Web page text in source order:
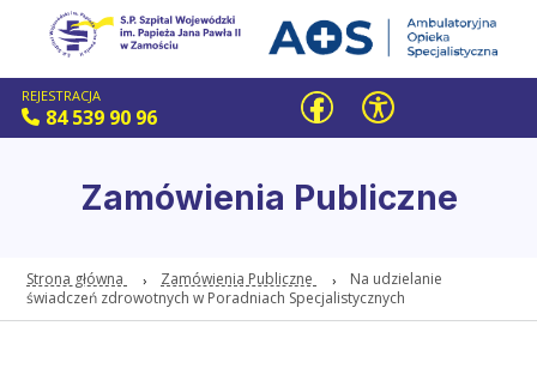
REJESTRACJA
84 539 90 96
Zamówienia Publiczne
Strona główna Zamówienia Publiczne
Na udzielanie
świadczeń zdrowotnych w Poradniach Specjalistycznych